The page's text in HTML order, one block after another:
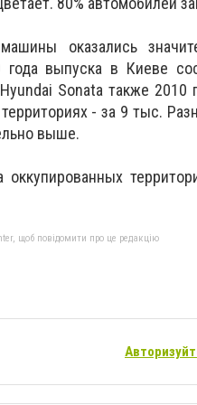
оказались
выпуска в Киеве
Sonata также 2010
- за 9 тыс.
выше.
щоб повідомити про це редакцію